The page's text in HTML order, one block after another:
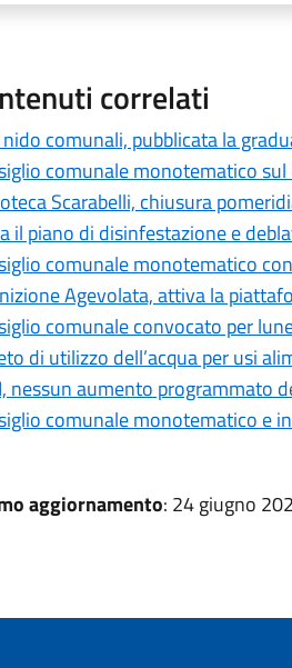
correlati
comunali, pubblicata la
comunale monotematico
Scarabelli, chiusura
il piano di disinfestazione e
comunale monotematico
Agevolata, attiva la
comunale convocato per
di utilizzo dell’acqua per usi
nessun aumento programmato
comunale monotematico e
aggiornamento: 24 giugno